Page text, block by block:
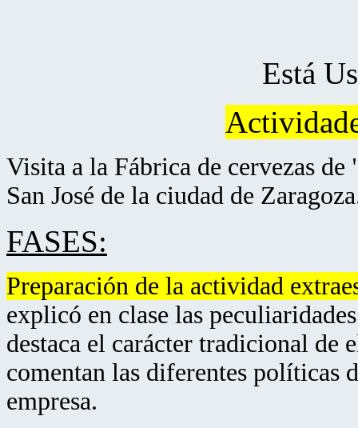
Está
Visita a la Fábrica de cervezas
San José de la ciudad de
FASES:
Preparación de la actividad
explicó en clase las
destaca el carácter tradicional de
comentan las diferentes políticas
empresa.